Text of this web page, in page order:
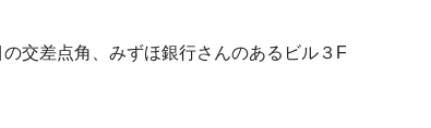
交差点角、みずほ銀行さんのあるビル３F